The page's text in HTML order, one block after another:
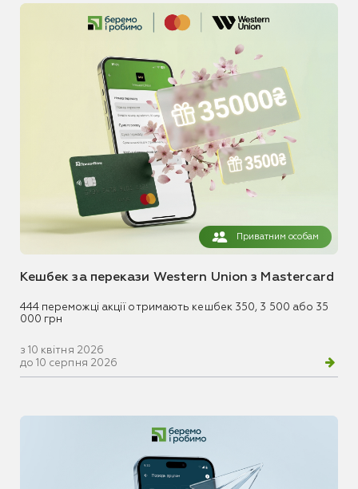
Приватним особам
Кешбек за перекази Western Union з Mastercard
444 переможці акції отримають кешбек 350, 3 500 або 35
000 грн
з 10 квітня 2026
до 10 серпня 2026